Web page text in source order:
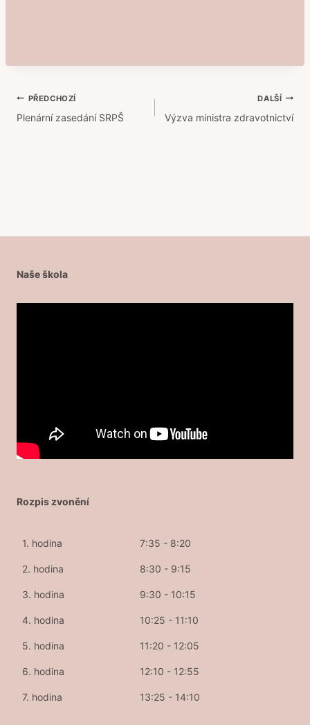
Navigace
pro
PŘEDCHOZÍ
Plenární zasedání SRPŠ
DALŠÍ
Výzva ministra zdravotnictví
Naše škola
Rozpis zvonění
1. hodina 7:35 - 8:20
2. hodina 8:30 - 9:15
3. hodina 9:30 - 10:15
4. hodina 10:25 - 11:10
5. hodina 11:20 - 12:05
6. hodina 12:10 - 12:55
7. hodina 13:25 - 14:10